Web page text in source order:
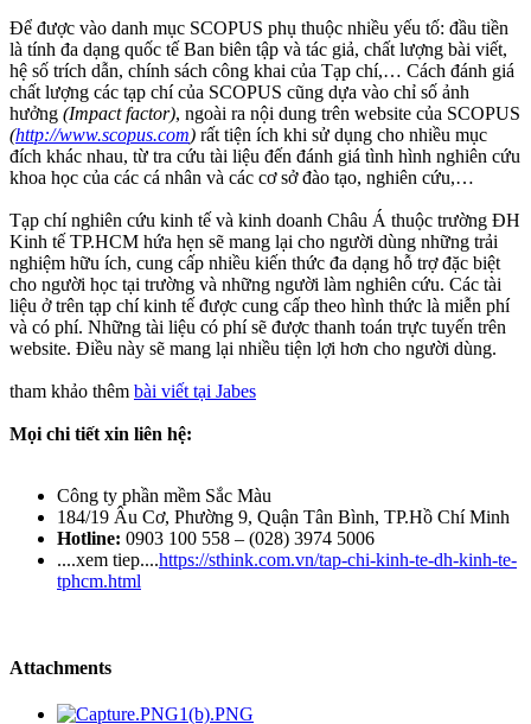
Để được vào danh mục SCOPUS phụ thuộc nhiều yếu tố: đầu tiền
là tính đa dạng quốc tế Ban biên tập và tác giả, chất lượng bài viết,
hệ số trích dẫn, chính sách công khai của Tạp chí,… Cách đánh giá
chất lượng các tạp chí của SCOPUS cũng dựa vào chỉ số ảnh
hưởng (Impact factor), ngoài ra nội dung trên website của SCOPUS
(http://www.scopus.com) rất tiện ích khi sử dụng cho nhiều mục
đích khác nhau, từ tra cứu tài liệu đến đánh giá tình hình nghiên cứu
khoa học của các cá nhân và các cơ sở đào tạo, nghiên cứu,…
Tạp chí nghiên cứu kinh tế và kinh doanh Châu Á thuộc trường ĐH
Kinh tế TP.HCM hứa hẹn sẽ mang lại cho người dùng những trải
nghiệm hữu ích, cung cấp nhiều kiến thức đa dạng hỗ trợ đặc biệt
cho người học tại trường và những người làm nghiên cứu. Các tài
liệu ở trên tạp chí kinh tế được cung cấp theo hình thức là miễn phí
và có phí. Những tài liệu có phí sẽ được thanh toán trực tuyến trên
website. Điều này sẽ mang lại nhiều tiện lợi hơn cho người dùng.
tham khảo thêm bài viết tại Jabes
Mọi chi tiết xin liên hệ:
Công ty phần mềm Sắc Màu
184/19 Âu Cơ, Phường 9, Quận Tân Bình, TP.Hồ Chí Minh
Hotline: 0903 100 558 – (028) 3974 5006
....xem tiep....https://sthink.com.vn/tap-chi-kinh-te-dh-kinh-te-
tphcm.html
Attachments